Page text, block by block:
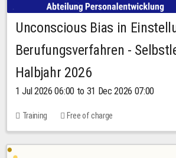
Unconscious Bias in
Berufungsverfahren -
Halbjahr 2026
1 Jul 2026 06:00 to 31 Dec 2026 07:00
Training Free of charge